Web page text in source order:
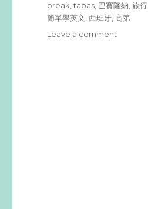
break ,tapas 巴賽隆納 ,旅行
簡單學英文 ,西班牙 ,高第
Leave a comment